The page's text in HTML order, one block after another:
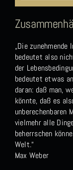
„Die
bedeutet also
der
bedeutet etwas
daran: daß man,
könnte, daß es
unberechenbaren
vielmehr alle
beherrschen
Welt.“
Max Weber